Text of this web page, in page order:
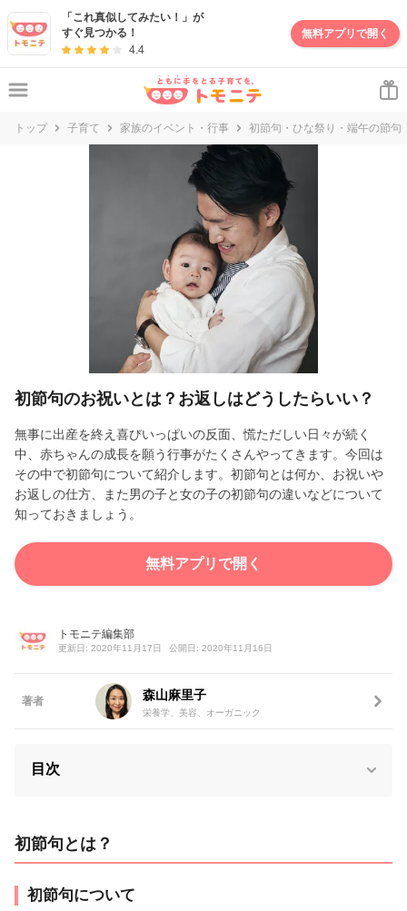
「これ真似してみたい！」が
すぐ見つかる！
4.4
無料アプリで開く
トップ 子育て 家族のイベント・行事 初節句・ひな祭り・端午の節句
初節句のお祝いとは？お返しはどうしたらいい？
無事に出産を終え喜びいっぱいの反面、慌ただしい日々が続く
中、赤ちゃんの成長を願う行事がたくさんやってきます。今回は
その中で初節句について紹介します。初節句とは何か、お祝いや
お返しの仕方、また男の子と女の子の初節句の違いなどについて
知っておきましょう。
無料アプリで開く
トモニテ編集部
更新日: 2020年11月17日 公開日: 2020年11月16日
著者 森山麻里子
栄養学、美容、オーガニック
目次
初節句とは？
初節句について
妊娠・出産・子育て情報サイト | トモニテ